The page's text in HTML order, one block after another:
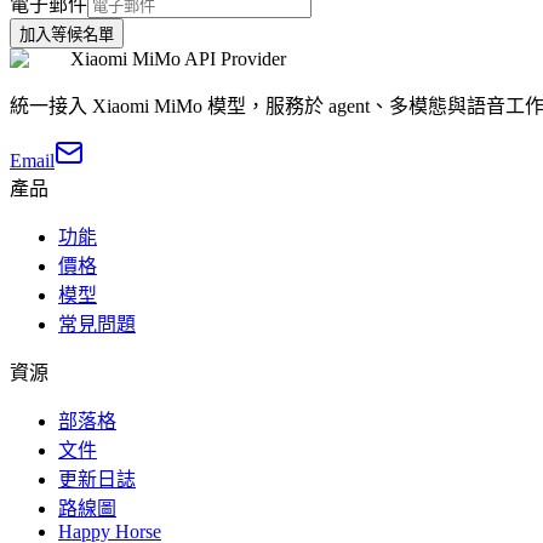
加入等候名單
Xiaomi MiMo API Provider
統一接入 Xiaomi MiMo 模型，服務於 agent、多模態與語音工
Email
產品
功能
價格
模型
常見問題
資源
部落格
文件
更新日誌
路線圖
Happy Horse